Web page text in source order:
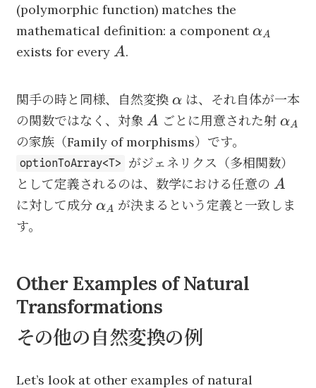
(polymorphic function) matches the
mathematical definition: a component\alpha_A
αA
exists for every A
A.
関手の時と同様、自然変換 \alpha
αは、それ自体が一本
の関数ではなく、対象 A
A ごとに用意された射 αA
の家族（Family of morphisms）です。
optionToArray<T>
がジェネリクス（多相関数）
として定義されるのは、数学における任意の A
A
に対して成分 \alpha_A
αA が決まるという定義と一致しま
す。
Other Examples of Natural
Transformations
その他の自然変換の例
Let’s look at other examples of natural